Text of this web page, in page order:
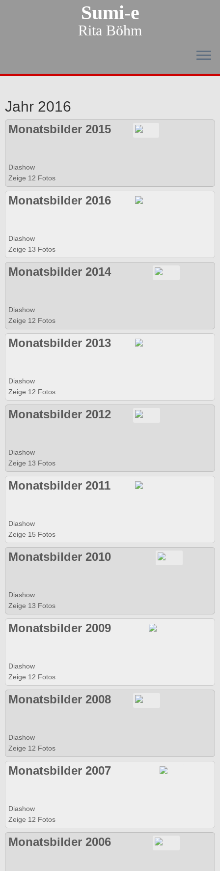
Sumi-e
Rita Böhm
Jahr 2016
Monatsbilder 2015
Diashow
Zeige 12 Fotos
Monatsbilder 2016
Diashow
Zeige 13 Fotos
Monatsbilder 2014
Diashow
Zeige 12 Fotos
Monatsbilder 2013
Diashow
Zeige 12 Fotos
Monatsbilder 2012
Diashow
Zeige 13 Fotos
Monatsbilder 2011
Diashow
Zeige 15 Fotos
Monatsbilder 2010
Diashow
Zeige 13 Fotos
Monatsbilder 2009
Diashow
Zeige 12 Fotos
Monatsbilder 2008
Diashow
Zeige 12 Fotos
Monatsbilder 2007
Diashow
Zeige 12 Fotos
Monatsbilder 2006